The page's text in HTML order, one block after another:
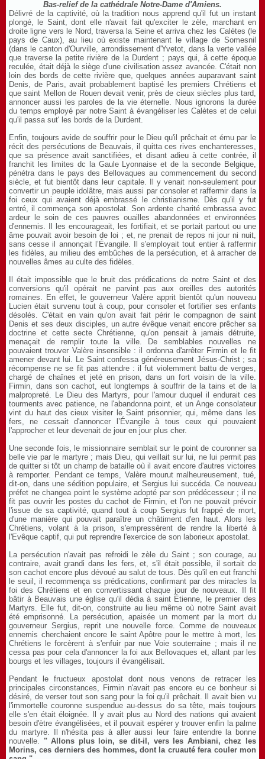
Bas-relief de la cathédrale Notre-Dame d'Amiens.
Délivré de la captivité, où la tradition nous apprend qu'il fut un instant
plongé, le Saint, dont elle n'avait fait qu'exciter le zèle, marchant en
droite ligne vers le Nord, traversa la Seine et arriva chez les Calètes (le
pays de Caux), au lieu où existe maintenant le village de Somesnil
(dans le canton d'Ourville, arrondissement d'Yvetot, dans la verte vallée
que traverse la petite rivière de la Durdent ; pays qui, â cette époque
reculée, était déjà le siège d'une civilisation assez avancée. C'était non
loin des bords de cette rivière que, quelques années auparavant saint
Denis, de Paris, avait probablement baptisé les premiers Chrétiens et
que saint Mellon de Rouen devait venir, près de cieux siècles plus tard,
annoncer aussi les paroles de la vie éternelle. Nous ignorons la durée
du temps employé par notre Saint à évangéliser les Calètes et de celui
qu'il passa sut' les bords de la Durdent.
Enfin, toujours avide de souffrir pour le Dieu qu'il prêchait et ému par le
récit des persécutions de Beauvais, il quitta ces rives enchanteresses,
que sa présence avait sanctifiées, et disant adieu à cette contrée, il
franchit les limites dc la Gaule Lyonnaise et de la seconde Belgique,
pénétra dans le pays des Bellovaques au commencement du second
siècle, et fut bientôt dans leur capitale. Il y venait non-seulement pour
convertir un peuple idolâtre, mais aussi par consoler et raffermir dans la
foi ceux qui avaient déjà embrassé le christianisme. Dès qu'il y fut
entré, il commença son apostolat. Son ardente charité embrassa avec
ardeur le soin de ces pauvres ouailles abandonnées et environnées
d'ennemis. Il les encourageait, les fortifiait, et se portait partout ou une
âme pouvait avoir besoin de loi ; et, ne prenait de repos ni jour ni nuit,
sans cesse il annonçait l’Évangile. Il s'employait tout entier à raffermir
les fidèles, au milieu des embûches de la persécution, et à arracher de
nouvelles âmes au culte des fidèles.
Il était impossible que le bruit des prédications de notre Saint et des
conversions qu'il opérait ne parvint pas aux oreilles des autorités
romaines. En effet, le gouverneur Valère apprit bientôt qu'un nouveau
Lucien était survenu tout à coup, pour consoler et fortifier ses enfants
désolés. C'était en vain qu'on avait fait périr le compagnon de saint
Denis et ses deux disciples, un autre évêque venait encore prêcher sa
doctrine et cette secte Chrétienne, qu'on pensait à jamais détruite,
menaçait de remplir toute la ville. De semblables nouvelles ne
pouvaient trouver Valère insensible : il ordonna d'arrêter Firmin et le fit
amener devant lui. Le Saint confessa généreusement Jésus-Christ ; sa
récompense ne se fit pas attendre : il fut violemment battu de verges,
chargé de chaînes et jeté en prison, dans un fort voisin de la ville.
Firmin, dans son cachot, eut longtemps à souffrir de la tains et de la
malpropreté. Le Dieu des Martyrs, pour l'amour duquel il endurait ces
tourments avec patience, ne l'abandonna point, et un Ange consolateur
vint du haut des cieux visiter le Saint prisonnier, qui, même dans les
fers, ne cessait d'annoncer l’Évangile à tous ceux qui pouvaient
l'approcher et leur devenait de jour en jour plus cher.
Une seconde fois, le missionnaire semblait sur le point de couronner sa
belle vie par le martyre ; mais Dieu, qui veillait sur lui, ne lui permit pas
de quitter si tôt un champ de bataille où il avait encore d'autres victoires
à remporter. Pendant ce temps, Valère mourut malheureusement, tué,
dit-on, dans une sédition populaire, et Sergius lui succéda. Ce nouveau
préfet ne changea point le système adopté par son prédécesseur ; il ne
fit pas ouvrir les postes du cachot de Firmin, et l'on ne pouvait prévoir
l'issue de sa captivité, quand tout à coup Sergius fut frappé de mort,
d'une manière qui pouvait paraître un châtiment d'en haut. Alors les
Chrétiens, volant à la prison, s'empressèrent de rendre la liberté à
l'Evêque captif, qui put reprendre l'exercice de son laborieux apostolat.
La persécution n'avait pas refroidi le zèle du Saint ; son courage, au
contraire, avait grandi dans les fers, et, s'il était possible, il sortait de
son cachot encore plus dévoué au salut de tous. Dès qu'il en eut franchi
le seuil, il recommença ss prédications, confirmant par des miracles la
foi des Chrétiens et en convertissant chaque jour de nouveaux. Il fit
bâtir à Beauvais une église qu'il dédia à saint Étienne, le premier des
Martyrs. Elle fut, dit-on, construite au lieu même où notre Saint avait
été emprisonné. La persécution, apaisée un moment par la mort du
gouverneur Sergius, reprit une nouvelle force. Comme de nouveaux
ennemis cherchaient encore le saint Apôtre pour le mettre à mort, les
Chrétiens le forcèrent à s'enfuir par nue Voie souterraine ; mais il ne
cessa pas pour cela d'annoncer la foi aux Bellovaques et, allant par les
bourgs et les villages, toujours il évangélisait.
Pendant le fructueux apostolat dont nous venons de retracer les
principales circonstances, Firmin n'avait pas encore eu ce bonheur si
désiré, de verser tout son sang pour la foi qu'il prêchait. Il avait bien vu
l'immortelle couronne suspendue au-dessus do sa tête, mais toujours
elle s'en était éloignée. Il y avait plus au Nord des nations qui avaient
besoin d'ètre évangélisées, et il pouvait espérer y trouver enfin la palme
du martyre. Il n'hésita pas à aller aussi leur faire entendre la bonne
nouvelle. " Allons plus loin, se dit-il, vers les Ambiani, chez les
Morins, ces derniers des hommes, dont la cruauté fera couler mon